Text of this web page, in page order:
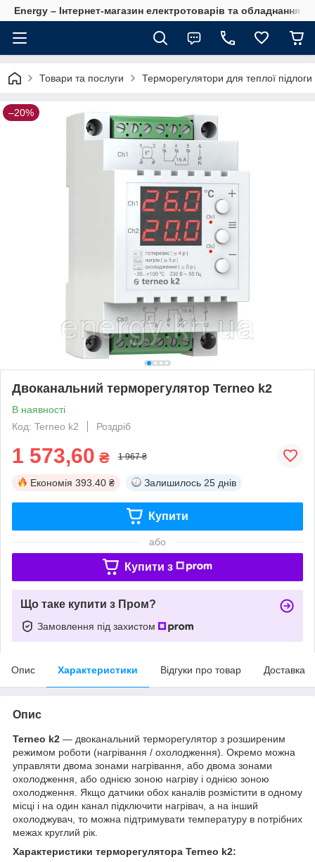
Energy – Інтернет-магазин електротоварів та обладнання
Товари та послуги Терморегулятори для теплої
–20%
Двоканальний терморегулятор Terneo k2
В наявності
Код: Terneo k2
Роздріб
1 573,60 ₴ 1 967 ₴
Економія 393.40 ₴ Залишилось 25 днів
Купити
або
Купити з
Що таке купити з Пром?
Замовлення під захистом
Опис Характеристики Відгуки про товар Доставка
Опис
Terneo k2 — двоканальний терморегулятор з розширеним
режимом роботи (нагрівання / охолодження). Окремо можна
управляти двома зонами нагрівання, або двома зонами
охолодження, або однією зоною нагріву і однією зоною
охолодження. Якщо датчики обох каналів розмістити в одному
місці і на один канал підключити нагрівач, а на інший
охолоджувач, то можна підтримувати температуру в потрібних
межах круглий рік.
Характеристики терморегулятора Terneo k2: